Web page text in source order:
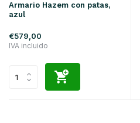
Armario Hazem con patas,
azul
€579,00
IVA incluido